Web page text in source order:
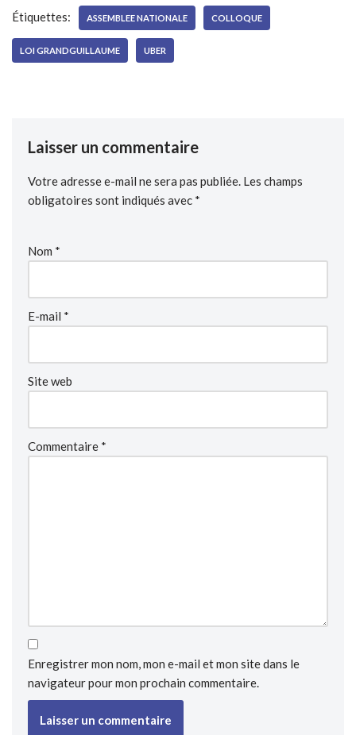
Étiquettes: ASSEMBLEE NATIONALE COLLOQUE
LOI GRANDGUILLAUME UBER
Laisser un commentaire
Votre adresse e-mail ne sera pas publiée. Les champs
obligatoires sont indiqués avec *
Nom *
E-mail *
Site web
Commentaire *
Enregistrer mon nom, mon e-mail et mon site dans le
navigateur pour mon prochain commentaire.